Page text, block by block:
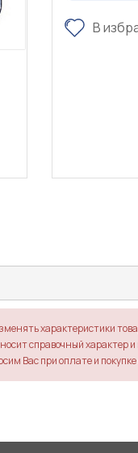
В
характеристики
справочный характер
Вас при оплате и